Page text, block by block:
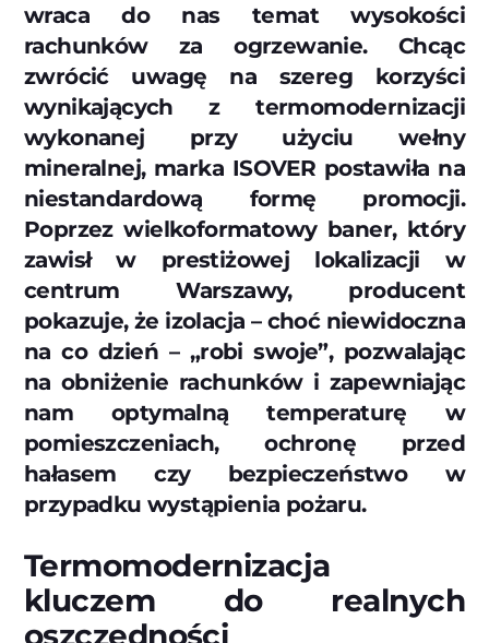
wraca do nas temat wysokości
rachunków za ogrzewanie. Chcąc
zwrócić uwagę na szereg korzyści
wynikających z termomodernizacji
wykonanej przy użyciu wełny
mineralnej, marka ISOVER postawiła na
niestandardową formę promocji.
Poprzez wielkoformatowy baner, który
zawisł w prestiżowej lokalizacji w
centrum Warszawy, producent
pokazuje, że izolacja – choć niewidoczna
na co dzień – „robi swoje”, pozwalając
na obniżenie rachunków i zapewniając
nam optymalną temperaturę w
pomieszczeniach, ochronę przed
hałasem czy bezpieczeństwo w
przypadku wystąpienia pożaru.
Termomodernizacja
kluczem do realnych